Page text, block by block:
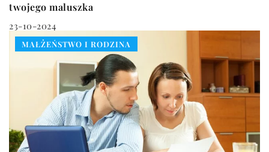
twojego maluszka
23-10-2024
MAŁŻEŃSTWO I RODZINA